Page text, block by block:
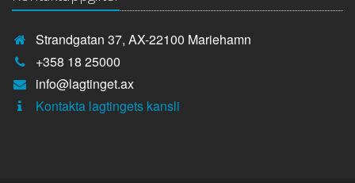
Strandgatan 37, AX-22100 Mariehamn
Telefonnummer:
+358 18 25000
E-
post:
info@lagtinget.ax
Fler:
Kontakta lagtingets kansli